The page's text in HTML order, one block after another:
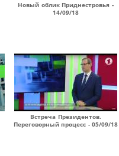
Новый облик Приднестровья -
14/09/18
Встреча Президентов.
Переговорный процесс - 05/09/18